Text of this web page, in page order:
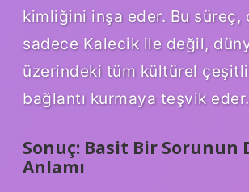
kimliğini inşa eder. Bu süreç,
sadece Kalecik ile değil,
üzerindeki tüm kültürel
bağlantı kurmaya teşvik eder.
Sonuç: Basit Bir Sorunun
Anlamı